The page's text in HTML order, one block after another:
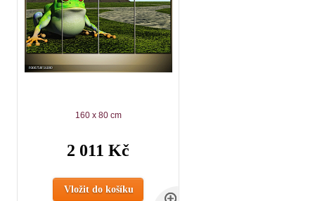
160 x 80 cm
2 011 Kč
Vložit do košíku